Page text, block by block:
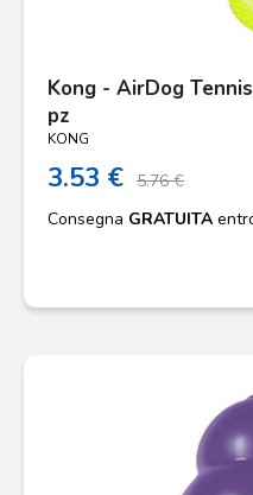
Kong - AirDog
pz
KONG
3.53 € 5.76 €
Consegna GRATUITA